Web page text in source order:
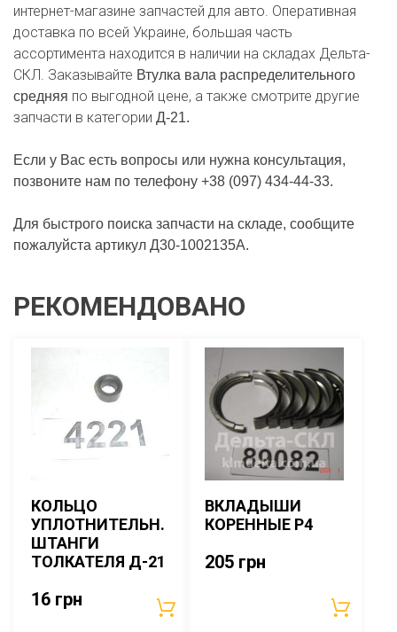
интернет-магазине запчастей для авто. Оперативная
доставка по всей Украине, большая часть
ассортимента находится в наличии на складах Дельта-
СКЛ. Заказывайте Втулка вала распределительного
средняя по выгодной цене, а также смотрите другие
запчасти в категории Д-21.
Если у Вас есть вопросы или нужна консультация,
позвоните нам по телефону +38 (097) 434-44-33.
Для быстрого поиска запчасти на складе, сообщите
пожалуйста артикул Д30-1002135А.
РЕКОМЕНДОВАНО
КОЛЬЦО
УПЛОТНИТЕЛЬН.
ШТАНГИ
ТОЛКАТЕЛЯ Д-21
16 грн
ВКЛАДЫШИ
КОРЕННЫЕ Р4
205 грн